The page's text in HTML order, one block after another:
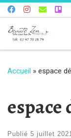
Skip to content
Accueil » espace
Publié 5 juillet 2021